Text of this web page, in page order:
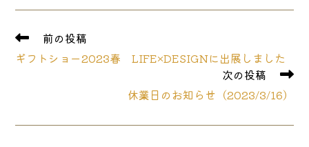
new new new
そ
他
読
前の投稿
ギフトショー2023春 LIFE×DESIGNに出展しました
次の投稿
休業日のお知らせ（2023/3/16）